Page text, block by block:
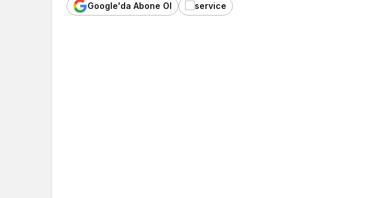
Google'da Abone Ol